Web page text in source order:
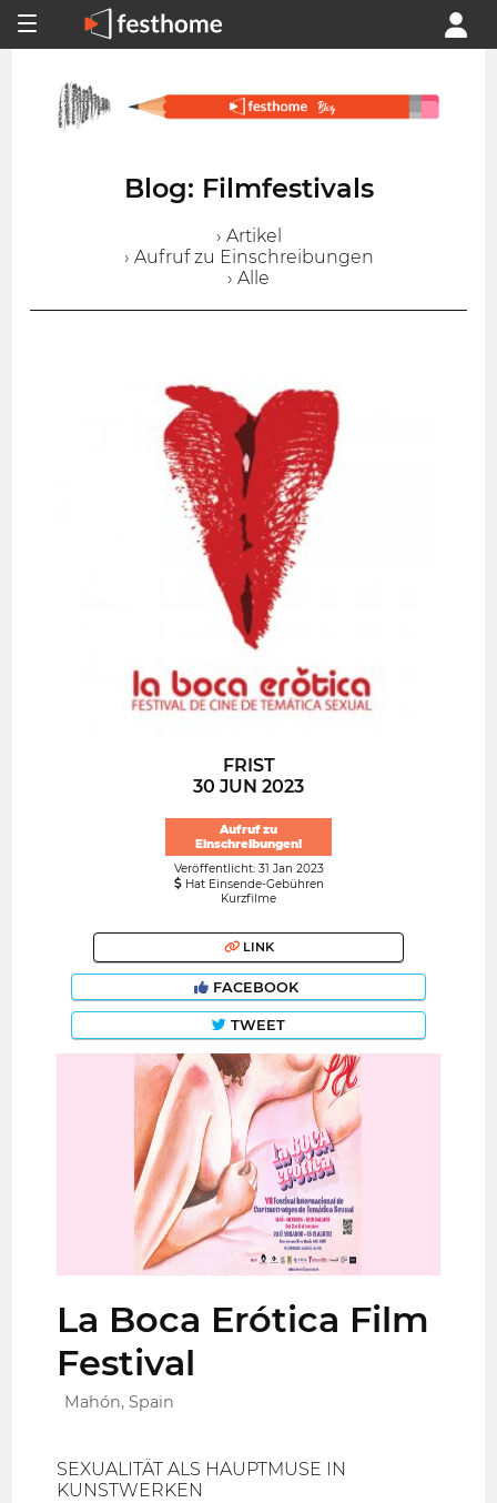
Blog: Filmfestivals
› Artikel
› Aufruf zu Einschreibungen
› Alle
FRIST
30 JUN 2023
Aufruf zu
Einschreibungen!
Veröffentlicht: 31 Jan 2023
Hat Einsende-Gebühren
Kurzfilme
LINK
FACEBOOK
TWEET
La Boca Erótica Film
Festival
Mahón, Spain
SEXUALITÄT ALS HAUPTMUSE IN
KUNSTWERKEN